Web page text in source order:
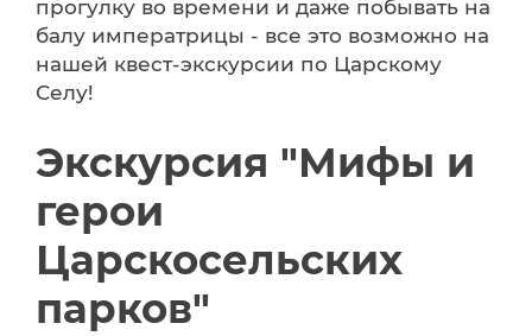
прогулку во времени и даже побывать на
балу императрицы - все это возможно на
нашей квест-экскурсии по Царскому
Селу!
Экскурсия "Мифы и
герои
Царскосельских
парков"